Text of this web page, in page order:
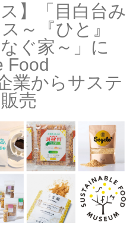
】「目白台み
～『ひと』
ぐ家～」に
Food
業からサステ
売